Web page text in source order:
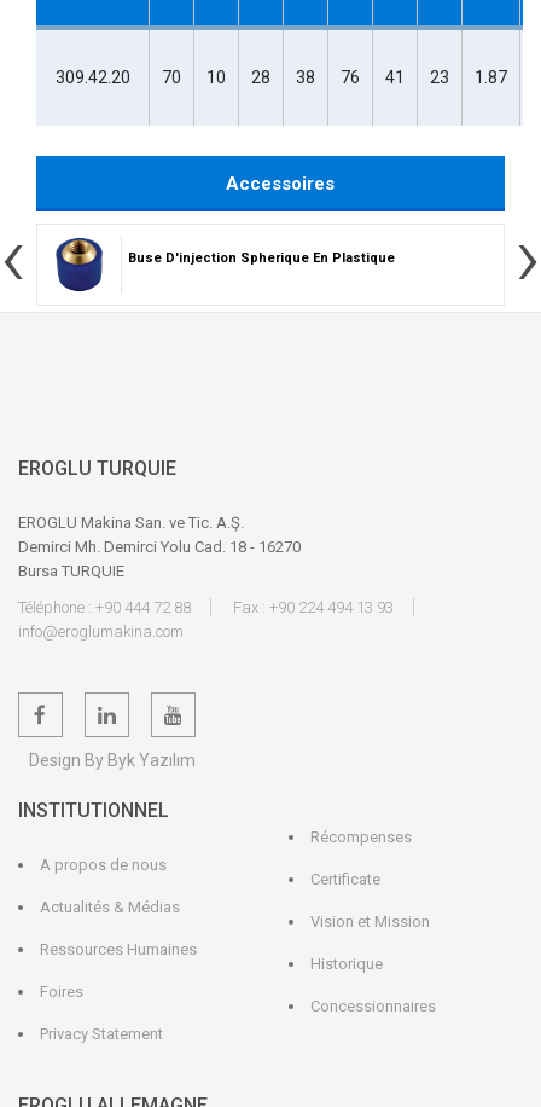
309.42.20 70 10 28 38 76 41 23 1.87
Accessoires
Buse D'injection Spherique En Plastique
‹ ›
EROGLU TURQUIE
EROGLU Makina San. ve Tic. A.Ş.
Demirci Mh. Demirci Yolu Cad. 18 - 16270
Bursa TURQUIE
Téléphone : +90 444 72 88
Fax : +90 224 494 13 93
info@eroglumakina.com
Design By Byk Yazılım
INSTITUTIONNEL
A propos de nous
Actualités & Médias
Ressources Humaines
Foires
Privacy Statement
Récompenses
Certificate
Vision et Mission
Historique
Concessionnaires